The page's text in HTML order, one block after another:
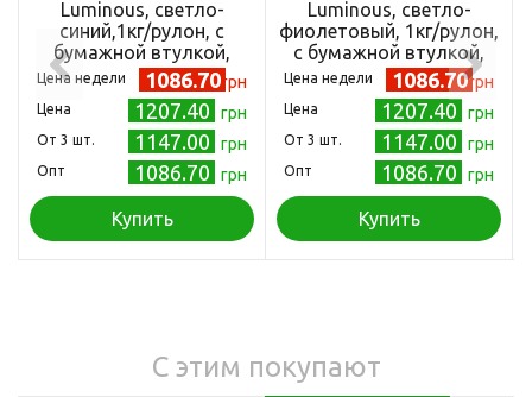
Luminous, светло-
синий,1кг/рулон, с
бумажной втулкой,
1,75мм
Цена недели 1086.70 грн
Цена 1207.40 грн
Oт 3 шт. 1147.00 грн
Опт 1086.70 грн
Купить
Luminous, светло-
фиолетовый, 1кг/рулон,
с бумажной втулкой,
1,75мм
Цена недели 1086.70грн
Цена 1207.40 грн
Oт 3 шт. 1147.00 грн
Опт 1086.70 грн
Купить
С этим покупают